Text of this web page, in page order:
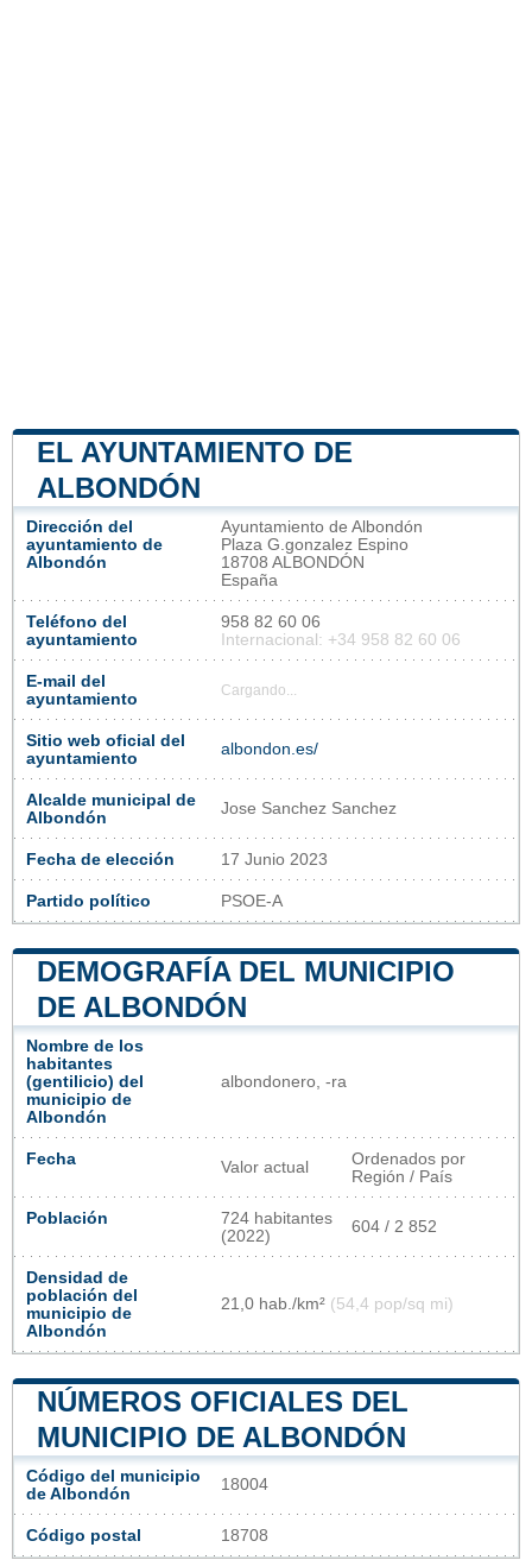
EL AYUNTAMIENTO DE
ALBONDÓN
Dirección del
ayuntamiento de
Albondón
Ayuntamiento de Albondón
Plaza G.gonzalez Espino
18708 ALBONDÓN
España
Teléfono del
ayuntamiento
958 82 60 06
Internacional: +34 958 82 60 06
E-mail del
ayuntamiento
Cargando...
Sitio web oficial del
ayuntamiento
albondon.es/
Alcalde municipal de
Albondón
Jose Sanchez Sanchez
Fecha de elección 17 Junio 2023
Partido político PSOE-A
DEMOGRAFÍA DEL MUNICIPIO
DE ALBONDÓN
Nombre de los
habitantes
(gentilicio) del
municipio de
Albondón
albondonero, -ra
Fecha Valor actual
Ordenados por
Región / País
Población
724 habitantes
(2022)
604 / 2 852
Densidad de
población del
municipio de
Albondón
21,0 hab./km² (54,4 pop/sq mi)
NÚMEROS OFICIALES DEL
MUNICIPIO DE ALBONDÓN
Código del municipio
de Albondón
18004
Código postal 18708